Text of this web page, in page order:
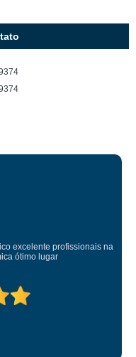
a minha sanidade...eterna
terapêutica super bem